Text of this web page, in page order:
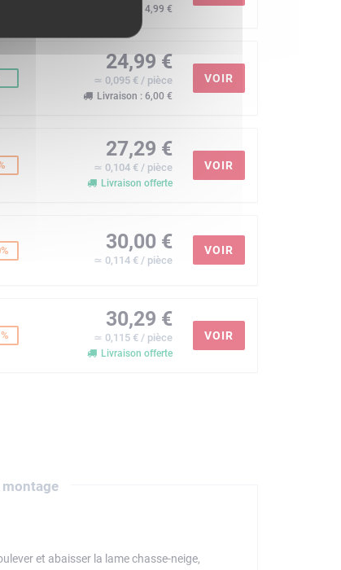
Livraison : 4,99 €
24,99 €
≃ 0,095 € / pièce
Livraison : 6,00 €
VOIR
27,29 €
≃ 0,104 € / pièce
Livraison offerte
VOIR
30,00 €
≃ 0,114 € / pièce
VOIR
30,29 €
≃ 0,115 € / pièce
Livraison offerte
VOIR
et abaisser la lame chasse-neige,